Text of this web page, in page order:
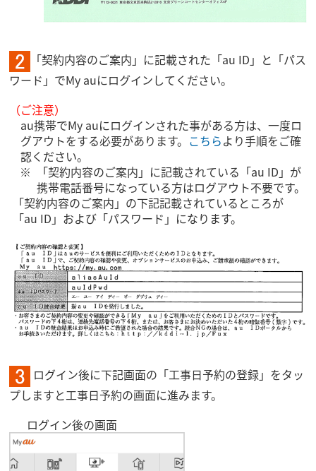
「契約内容のご案内」に記載された「au ID」と「パス
ワード」でMy auにログインしてください。
（ご注意）
au携帯でMy auにログインされた事がある方は、一度ロ
グアウトをする必要があります。 こちらより手順をご確
認ください。
「契約内容のご案内」に記載されている「au ID」が
携帯電話番号になっている方はログアウト不要です。
「契約内容のご案内」の下記記載されているところが
「au ID」および「パスワード」になります。
ログイン後に下記画面の「工事日予約の登録」をタッ
プしますと工事日予約の画面に進みます。
ログイン後の画面